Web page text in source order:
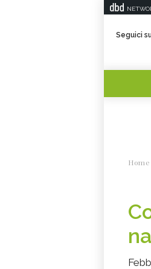
Seguici
Home